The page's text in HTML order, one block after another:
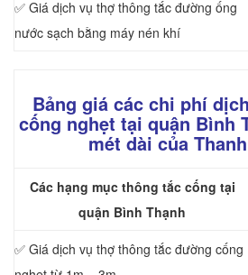
✅ Giá dịch vụ thợ thông tắc đường ống
nước sạch bằng máy nén khí
Bảng giá các chi phí
cống nghẹt tại quận Bình
mét dài của
Các hạng mục thông tắc cống tại
quận Bình Thạnh
✅ Giá dịch vụ thợ thông tắc đường cống